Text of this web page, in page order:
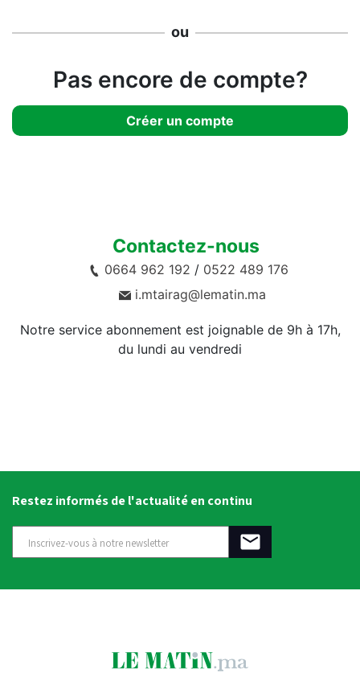
ou
Pas encore de compte?
Créer un compte
Contactez-nous
0664 962 192 / 0522 489 176
i.mtairag@lematin.ma
Notre service abonnement est joignable de 9h à 17h,
du lundi au vendredi
Restez informés de l'actualité en continu